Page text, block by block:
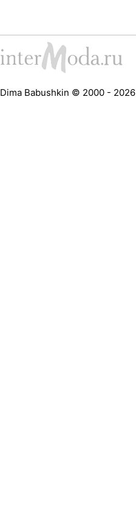
Dima Babushkin © 2000 - 2026